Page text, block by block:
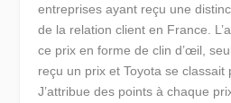
entreprises ayant reçu une
de la relation client en France.
ce prix en forme de clin d’œil,
reçu un prix et Toyota se classait
J’attribue des points à chaque